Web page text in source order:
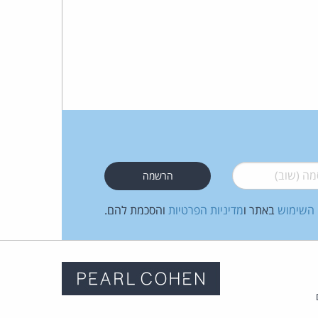
(שוב)*
השימוש באתר ומדיניות הפרטיות והסכמת להם.